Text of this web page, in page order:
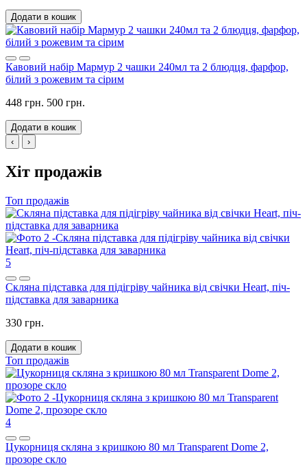
Додати в кошик
Кавовий набір Мармур 2 чашки 240мл та 2 блюдця, фарфор,
білий з рожевим та сірим
448 грн. 500 грн.
Додати в кошик
‹
›
Хіт продажів
Топ продажів
5
Скляна підставка для підігріву чайника від свічки Heart, піч-
підставка для заварника
330 грн.
Додати в кошик
Топ продажів
4
Цукорниця скляна з кришкою 80 мл Transparent Dome 2,
прозоре скло